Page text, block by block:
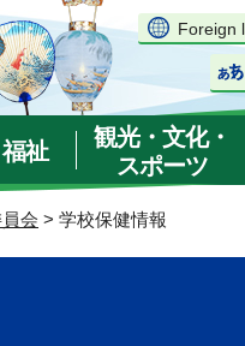
Foreign
祉
観光・文化・
スポーツ
会 > 学校保健情報